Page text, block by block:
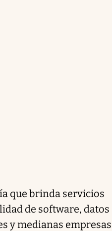
que brinda servicios
de software, datos
y medianas empresas